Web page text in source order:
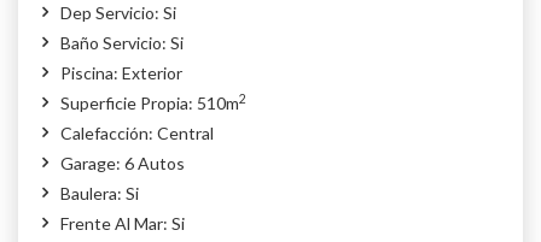
Dep Servicio: Si
Baño Servicio: Si
Piscina: Exterior
Superficie Propia: 510m2
Calefacción: Central
Garage: 6 Autos
Baulera: Si
Frente Al Mar: Si